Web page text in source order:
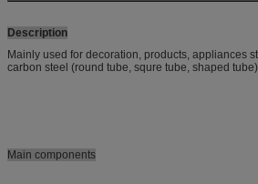
Description
Mainly used for decoration, products, appliances
carbon steel (round tube, squre tube, shaped
Main components